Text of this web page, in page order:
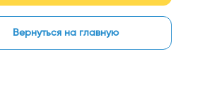
Вернуться на главную